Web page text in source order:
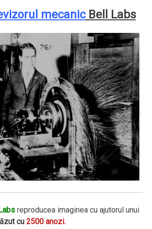
mecanicBell Labs
reproducea imaginea cu ajutorul unui
cu 2500 anozi.